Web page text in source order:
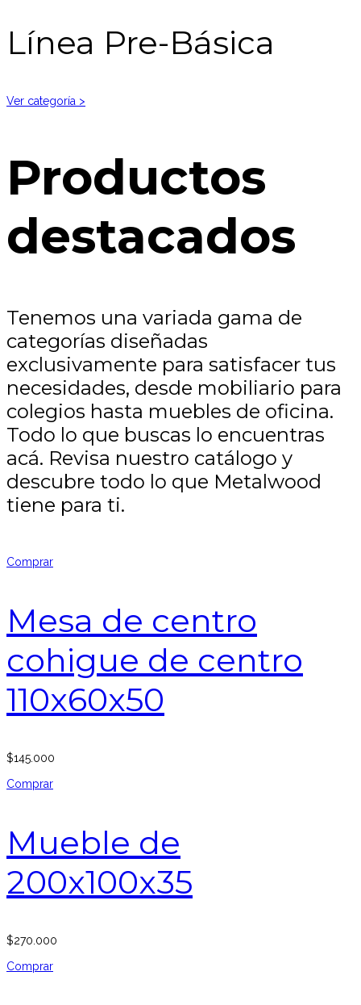
Línea Pre-Básica
Ver categoría >
Productos
destacados
Tenemos una variada gama de
categorías diseñadas
exclusivamente para satisfacer tus
necesidades, desde mobiliario para
colegios hasta muebles de oficina.
Todo lo que buscas lo encuentras
acá. Revisa nuestro catálogo y
descubre todo lo que Metalwood
tiene para ti.
Comprar
Mesa de centro
cohigue de centro
110x60x50
$145.000
Comprar
Mueble de
200x100x35
$270.000
Comprar